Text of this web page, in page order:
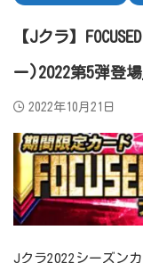
【Jクラ】
ー)2022第5弾登
2022年10月21日
Jクラ2022シーズンカ